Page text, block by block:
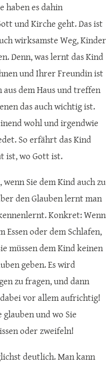
haben es dahin
und Kirche geht. Das ist
wirksamste Weg, Kinder
Denn, was lernt das Kind
und Ihrer Freundin ist
aus dem Haus und treffen
das auch wichtig ist.
wohl und irgendwie
So erfährt das Kind
ist, wo Gott ist.
Sie dem Kind auch zu
den Glauben lernt man
Konkret: Wenn
Essen oder dem Schlafen,
müssen dem Kind keinen
geben. Es wird
zu fragen, und dann
vor allem aufrichtig!
glauben und wo Sie
oder zweifeln!
deutlich. Man kann